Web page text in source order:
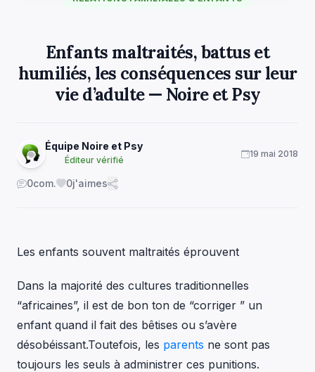
Enfants maltraités, battus et
humiliés, les conséquences sur leur
vie d’adulte — Noire et Psy
Équipe Noire et Psy
Éditeur vérifié
19 mai 2018
0com. 0j'aimes
Les enfants souvent maltraités éprouvent
Dans la majorité des cultures traditionnelles
“africaines”, il est de bon ton de “corriger ” un
enfant quand il fait des bêtises ou s’avère
désobéissant.Toutefois, les parents ne sont pas
toujours les seuls à administrer ces punitions.